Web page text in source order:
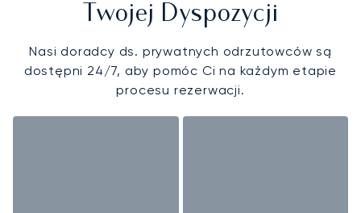
Twojej Dyspozycji
Nasi doradcy ds. prywatnych odrzutowców są
dostępni 24/7, aby pomóc Ci na każdym etapie
procesu rezerwacji.